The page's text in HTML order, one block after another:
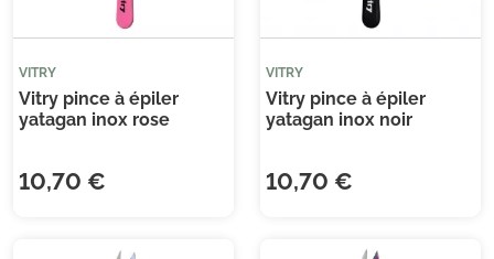
VITRY
Vitry pince à épiler
yatagan inox rose
10,70 €
VITRY
Vitry pince à épiler
yatagan inox noir
10,70 €